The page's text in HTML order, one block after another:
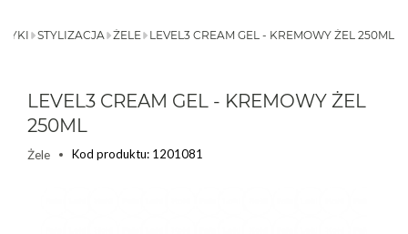
LEVEL3 CREAM GEL - KREMOWY ŻEL 250ML
ŻELE
STYLIZACJA
LEVEL3 CREAM GEL - KREMOWY ŻEL
250ML
Żele Kod produktu: 1201081